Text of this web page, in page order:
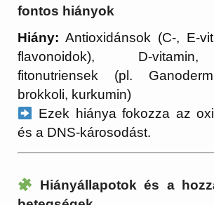
fontos hiányok
Hiány: Antioxidánsok (C-, E-
flavonoidok), D-
fitonutriensek (pl.
brokkoli, kurkumin)
Ezek hiánya fokozza az
és a DNS-károsodást.
Hiányállapotok és a